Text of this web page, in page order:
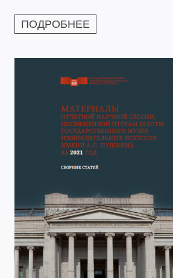
ПОДРОБНЕЕ